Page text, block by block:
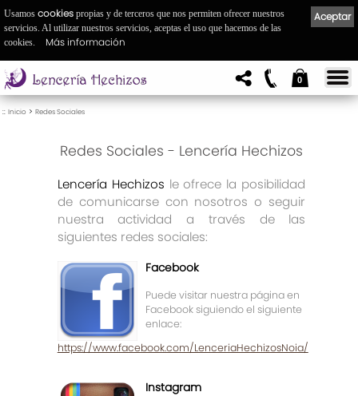
0
:: Inicio > Redes Sociales
Redes Sociales - Lencería Hechizos
Lencería Hechizos le ofrece la posibilidad
de comunicarse con nosotros o seguir
nuestra actividad a través de las
siguientes redes sociales:
Facebook
Puede visitar nuestra página en
Facebook siguiendo el siguiente
enlace:
https://www.facebook.com/LenceriaHechizosNoia/
Instagram
Aceptar
Usamos cookies propias y de terceros que nos permiten ofrecer nuestros
servicios. Al utilizar nuestros servicios, aceptas el uso que hacemos de las
cookies.
Más información